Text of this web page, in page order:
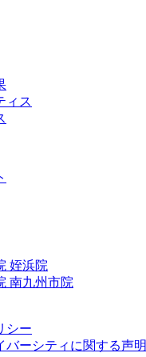
ィス
姪浜院
南九州市院
シー
バーシティに関する声明